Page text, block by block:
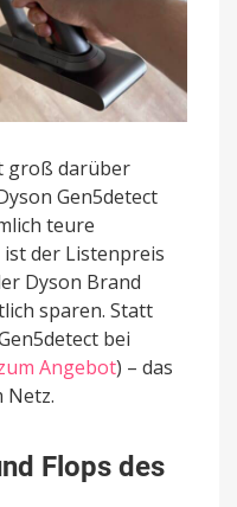
groß darüber
Gen5detect
teure
der Listenpreis
Dyson Brand
sparen. Statt
bei
Angebot) – das
Netz.
Flops des